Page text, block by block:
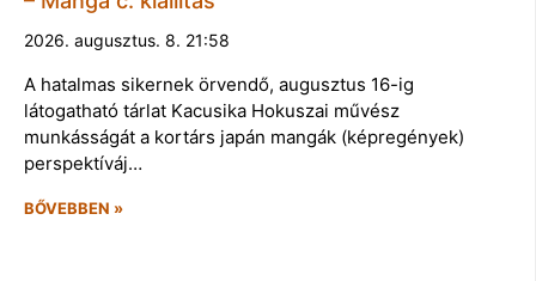
2026. augusztus. 8. 21:58
A hatalmas sikernek örvendő, augusztus 16-ig
látogatható tárlat Kacusika Hokuszai művész
munkásságát a kortárs japán mangák (képregények)
perspektíváj…
BŐVEBBEN »